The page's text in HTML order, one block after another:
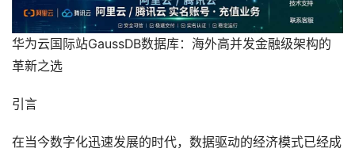
华为云国际站GaussDB数据库：海外高并发金融级架构的
革新之选
引言
在当今数字化迅速发展的时代，数据驱动的经济模式已经成